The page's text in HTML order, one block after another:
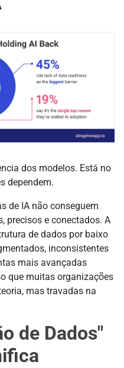
dos modelos. Está no
dependem.
de IA não conseguem
precisos e conectados. A
de dados por baixo
inconsistentes
mais avançadas
que muitas organizações
mas travadas na
de Dados"